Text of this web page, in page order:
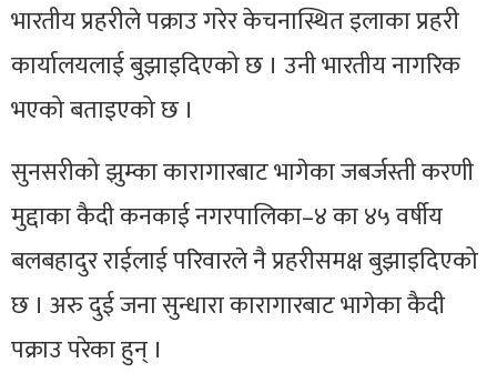
भारतीय प्रहरीले पक्राउ गरेर केचनास्थित इलाका प्रहरी
कार्यालयलाई बुझाइदिएको छ । उनी भारतीय नागरिक
भएको बताइएको छ ।
सुनसरीको झुम्का कारागारबाट भागेका जबर्जस्ती करणी
मुद्दाका कैदी कनकाई नगरपालिका–४ का ४५ वर्षीय
बलबहादुर राईलाई परिवारले नै प्रहरीसमक्ष बुझाइदिएको
छ । अरु दुई जना सुन्धारा कारागारबाट भागेका कैदी
पक्राउ परेका हुन् ।